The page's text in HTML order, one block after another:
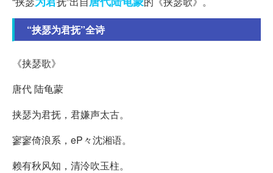
“挟瑟为君抚”全诗
《挟瑟歌》
唐代 陆龟蒙
挟瑟为君抚，君嫌声太古。
寥寥倚浪系，eP々沈湘语。
赖有秋风知，清泠吹玉柱。